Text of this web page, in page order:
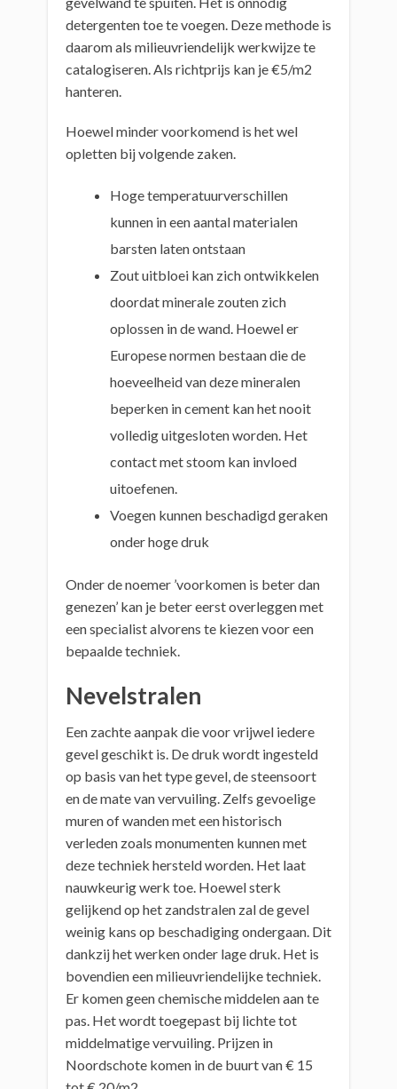
detergenten toe te voegen. Deze methode is
daarom als milieuvriendelijk werkwijze te
catalogiseren. Als richtprijs kan je €5/m2
hanteren.
Hoewel minder voorkomend is het wel
opletten bij volgende zaken.
Hoge temperatuurverschillen
kunnen in een aantal materialen
barsten laten ontstaan
Zout uitbloei kan zich ontwikkelen
doordat minerale zouten zich
oplossen in de wand. Hoewel er
Europese normen bestaan die de
hoeveelheid van deze mineralen
beperken in cement kan het nooit
volledig uitgesloten worden. Het
contact met stoom kan invloed
uitoefenen.
Voegen kunnen beschadigd geraken
onder hoge druk
Onder de noemer ’voorkomen is beter dan
genezen’ kan je beter eerst overleggen met
een specialist alvorens te kiezen voor een
bepaalde techniek.
Nevelstralen
Een zachte aanpak die voor vrijwel iedere
gevel geschikt is. De druk wordt ingesteld
op basis van het type gevel, de steensoort
en de mate van vervuiling. Zelfs gevoelige
muren of wanden met een historisch
verleden zoals monumenten kunnen met
deze techniek hersteld worden. Het laat
nauwkeurig werk toe. Hoewel sterk
gelijkend op het zandstralen zal de gevel
weinig kans op beschadiging ondergaan. Dit
dankzij het werken onder lage druk. Het is
bovendien een milieuvriendelijke techniek.
Er komen geen chemische middelen aan te
pas. Het wordt toegepast bij lichte tot
middelmatige vervuiling. Prijzen in
Noordschote komen in de buurt van € 15